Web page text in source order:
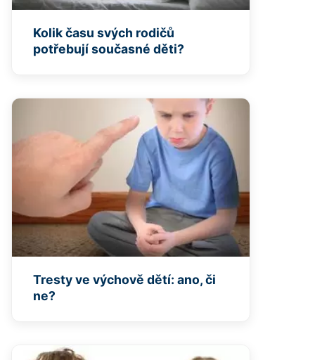
Kolik času svých rodičů
potřebují současné děti?
Tresty ve výchově dětí: ano, či
ne?